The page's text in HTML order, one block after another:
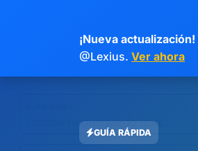
¡Nueva actualización!
@Lexius. Ver ahora
GUÍA RÁPIDA